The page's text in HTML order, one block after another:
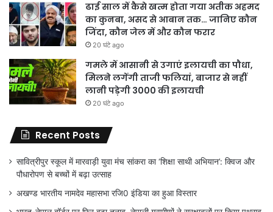
ढाई साल में कैसे खत्म होता गया अतीक अहमद
का कुनबा, असद से आबान तक… जानिए कौन
जिंदा, कौन जेल में और कौन फरार
20 घंटे ago
गमले में आसानी से उगाएं इलायची का पौधा,
मिलने लगेंगी ताजी फलियां, बाजार से नहीं
लानी पड़ेगी 3000 की इलायची
20 घंटे ago
Recent Posts
सावित्रीपुर स्कूल में मारवाड़ी युवा मंच सांकरा का ‘शिक्षा साथी अभियान’: क्विज और
पौधारोपण से बच्चों में बढ़ा उत्साह
अखण्ड भारतीय नामदेव महासभा रजि0 इंडिया का हुआ विस्तार